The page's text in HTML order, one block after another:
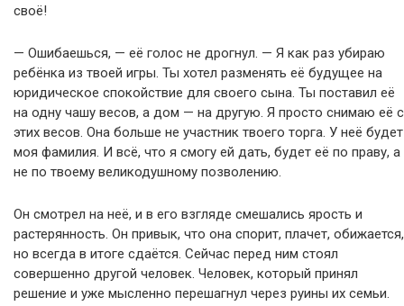
своё!
— Ошибаешься, — её голос не дрогнул. — Я как раз убираю
ребёнка из твоей игры. Ты хотел разменять её будущее на
юридическое спокойствие для своего сына. Ты поставил её
на одну чашу весов, а дом — на другую. Я просто снимаю её с
этих весов. Она больше не участник твоего торга. У неё будет
моя фамилия. И всё, что я смогу ей дать, будет её по праву, а
не по твоему великодушному позволению.
Он смотрел на неё, и в его взгляде смешались ярость и
растерянность. Он привык, что она спорит, плачет, обижается,
но всегда в итоге сдаётся. Сейчас перед ним стоял
совершенно другой человек. Человек, который принял
решение и уже мысленно перешагнул через руины их семьи.